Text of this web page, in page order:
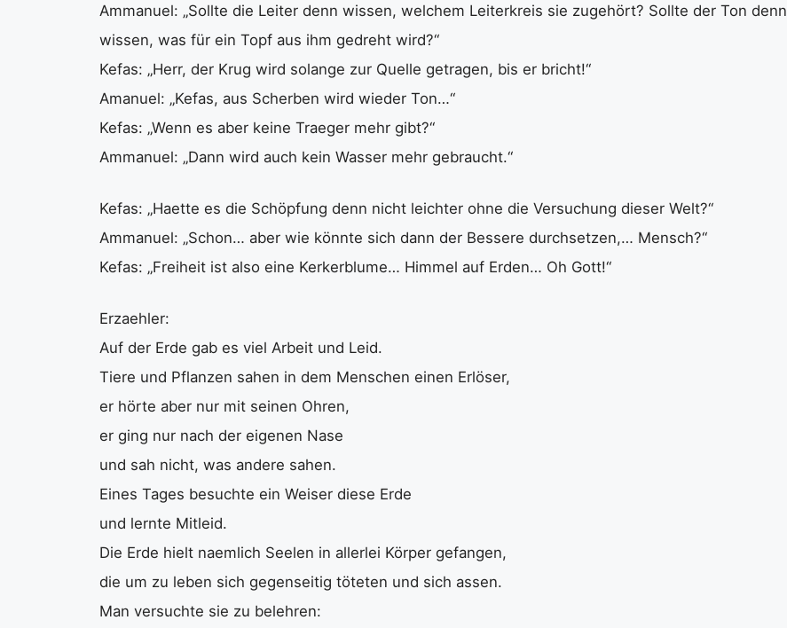
Ammanuel: „Sollte die Leiter denn wissen, welchem Leiterkreis sie zugehört? Sollte der Ton denn
wissen, was für ein Topf aus ihm gedreht wird?“
Kefas: „Herr, der Krug wird solange zur Quelle getragen, bis er bricht!“
Amanuel: „Kefas, aus Scherben wird wieder Ton…“
Kefas: „Wenn es aber keine Traeger mehr gibt?“
Ammanuel: „Dann wird auch kein Wasser mehr gebraucht.“
Kefas: „Haette es die Schöpfung denn nicht leichter ohne die Versuchung dieser Welt?“
Ammanuel: „Schon… aber wie könnte sich dann der Bessere durchsetzen,… Mensch?“
Kefas: „Freiheit ist also eine Kerkerblume… Himmel auf Erden… Oh Gott!“
Erzaehler:
Auf der Erde gab es viel Arbeit und Leid.
Tiere und Pflanzen sahen in dem Menschen einen Erlöser,
er hörte aber nur mit seinen Ohren,
er ging nur nach der eigenen Nase
und sah nicht, was andere sahen.
Eines Tages besuchte ein Weiser diese Erde
und lernte Mitleid.
Die Erde hielt naemlich Seelen in allerlei Körper gefangen,
die um zu leben sich gegenseitig töteten und sich assen.
Man versuchte sie zu belehren: